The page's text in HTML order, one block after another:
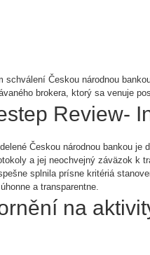
schválení Českou národnou
brokera, ktorý sa venuje
Review-
Českou národnou bankou je
a jej neochvejný záväzok k
splnila prísne kritériá
a transparentne.
na